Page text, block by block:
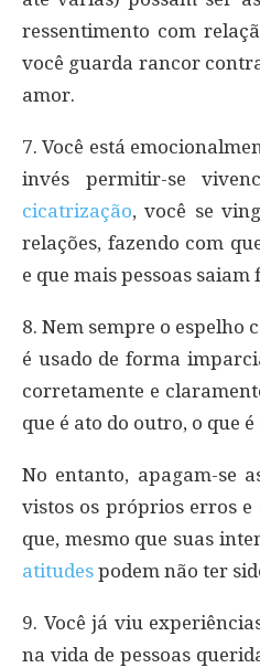
ressentimento com
você guarda rancor
amor.
7. Você está
invés permitir-se
cicatrização, você se
relações, fazendo com
e que mais pessoas
8. Nem sempre o espelho
é usado de forma
corretamente e
que é ato do outro, o que
No entanto, apagam-se
vistos os próprios erros e
que, mesmo que suas
atitudes podem não ter
9. Você já viu
na vida de pessoas